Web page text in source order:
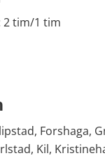
2 tim/1 tim
Forshaga,
Kil,